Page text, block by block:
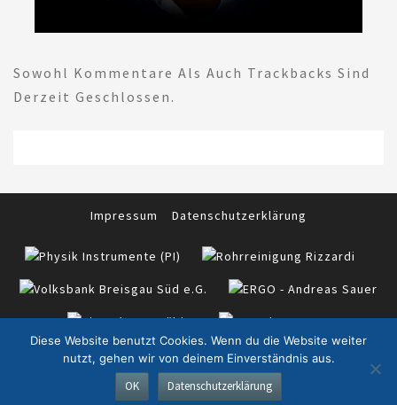
Sowohl Kommentare Als Auch Trackbacks Sind
Derzeit Geschlossen.
Impressum Datenschutzerklärung
TTC Eschbach e.V. in Zusammenarbeit mit
WordPress |Theme:Nisarg
Diese Website benutzt Cookies. Wenn du die Website weiter
nutzt, gehen wir von deinem Einverständnis aus.
OK Datenschutzerklärung